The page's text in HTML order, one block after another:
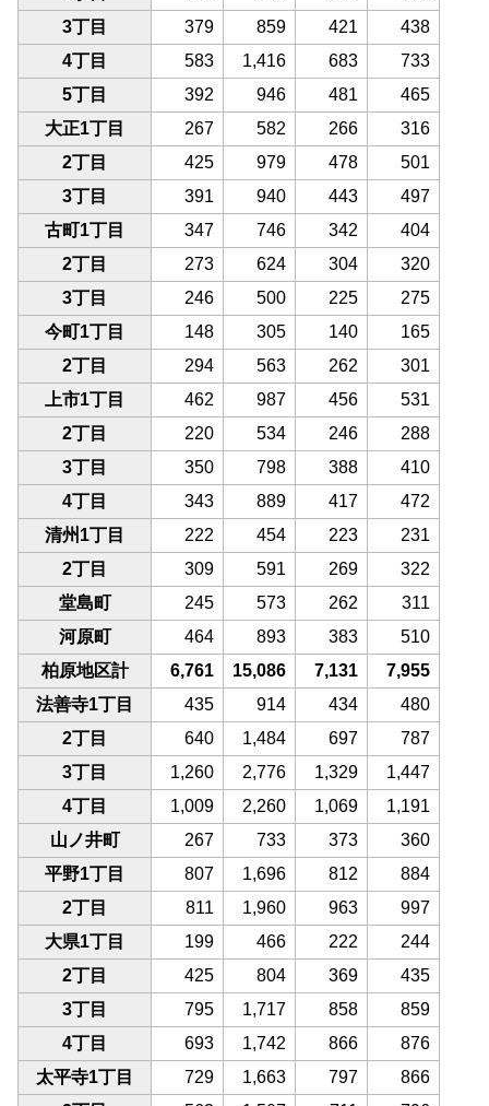
3丁目
379 859 421
438
4丁目
583 1,416 683
733
5丁目
392 946 481
465
大正1丁目
267 582 266
316
2丁目
425 979 478
501
3丁目
391 940 443
497
古町1丁目
347 746 342
404
2丁目
273 624 304
320
3丁目
246 500 225
275
今町1丁目
148 305 140
165
2丁目
294 563 262
301
上市1丁目
462 987 456
531
2丁目
220 534 246
288
3丁目
350 798 388
410
4丁目
343 889 417
472
清州1丁目
222 454 223
231
2丁目
309 591 269
322
堂島町
245 573 262
311
河原町
464 893 383
510
柏原地区計
6,761 15,086 7,131
7,955
法善寺1丁目
435 914 434
480
2丁目
640 1,484 697
787
3丁目
1,260 2,776 1,329
1,447
4丁目
1,009 2,260 1,069
1,191
山ノ井町
267 733 373
360
平野1丁目
807 1,696 812
884
2丁目
811 1,960 963
997
大県1丁目
199 466 222
244
2丁目
425 804 369
435
3丁目
795 1,717 858
859
4丁目
693 1,742 866
876
太平寺1丁目
729 1,663 797
866